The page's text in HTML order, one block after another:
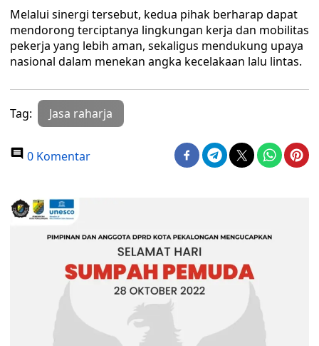
Melalui sinergi tersebut, kedua pihak berharap dapat
mendorong terciptanya lingkungan kerja dan mobilitas
pekerja yang lebih aman, sekaligus mendukung upaya
nasional dalam menekan angka kecelakaan lalu lintas.
Tag: Jasa raharja
0 Komentar